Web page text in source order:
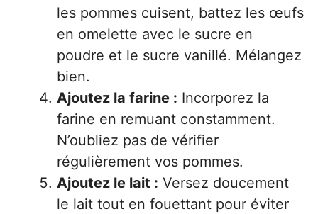
les pommes cuisent, battez les œufs
en omelette avec le sucre en
poudre et le sucre vanillé. Mélangez
bien.
Ajoutez la farine : Incorporez la
farine en remuant constamment.
N’oubliez pas de vérifier
régulièrement vos pommes.
Ajoutez le lait : Versez doucement
le lait tout en fouettant pour éviter